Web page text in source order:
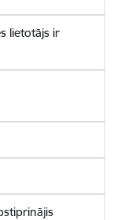
lietotājs ir